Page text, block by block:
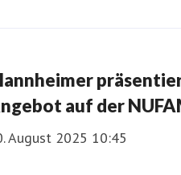
auf der
August 2025 10:45